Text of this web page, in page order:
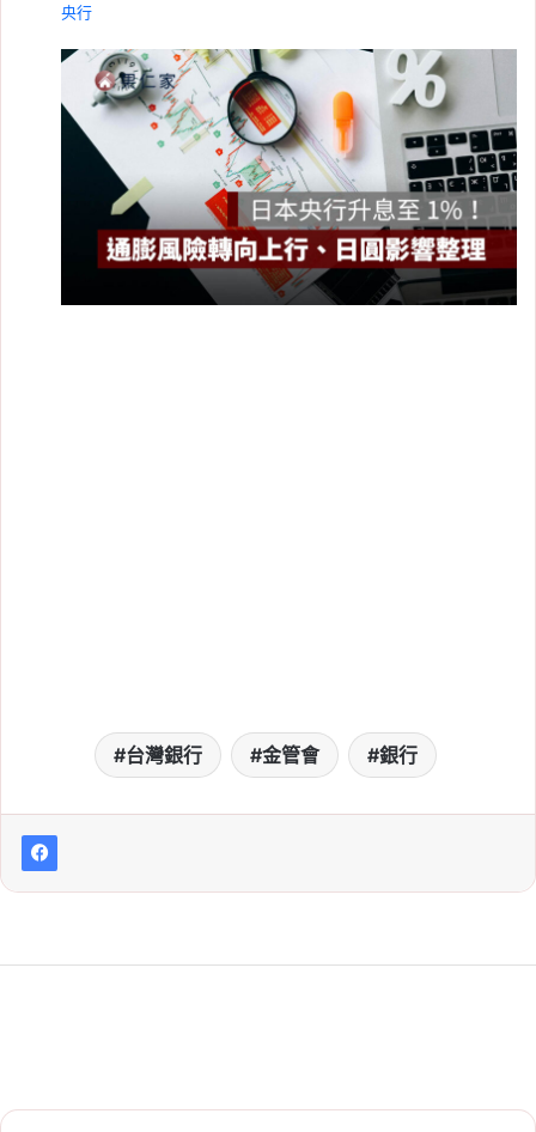
央行
聯準會 7 月利率決議出爐！利率連 5 次按
2026 年 7 月 30 日
台灣銀行 金管會 銀行